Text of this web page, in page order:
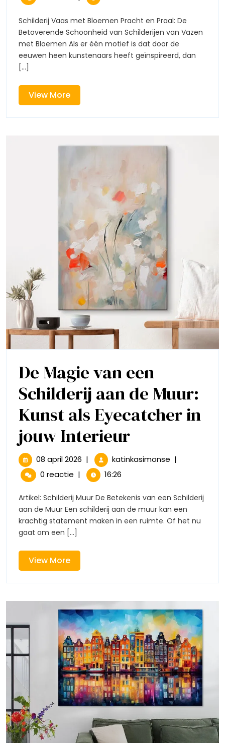
van
een
Vaas
2026
een
Vaas
met
Bloemen
Schilderij Vaas met Bloemen Pracht en Praal: De
Betoverende Schoonheid van Schilderijen van Vazen
met Bloemen Als er één motief is dat door de
eeuwen heen kunstenaars heeft geïnspireerd, dan
[...]
View MoreView
More
De Magie van een
Schilderij aan de Muur:
Kunst als Eyecatcher in
jouw InterieurDe
Magie
een
Schilderij
Muur:
Kunst
als
Eyecatcher
in
jouw
Interieur
08 april 2026 08
april
2026
| katinkasimonse De
Schilderij
aan
de
in
Interieur
|
0 reactie | 16:26
Artikel: Schilderij Muur De Betekenis van een Schilderij
aan de Muur Een schilderij aan de muur kan een
krachtig statement maken in een ruimte. Of het nu
gaat om een [...]
View MoreView
More